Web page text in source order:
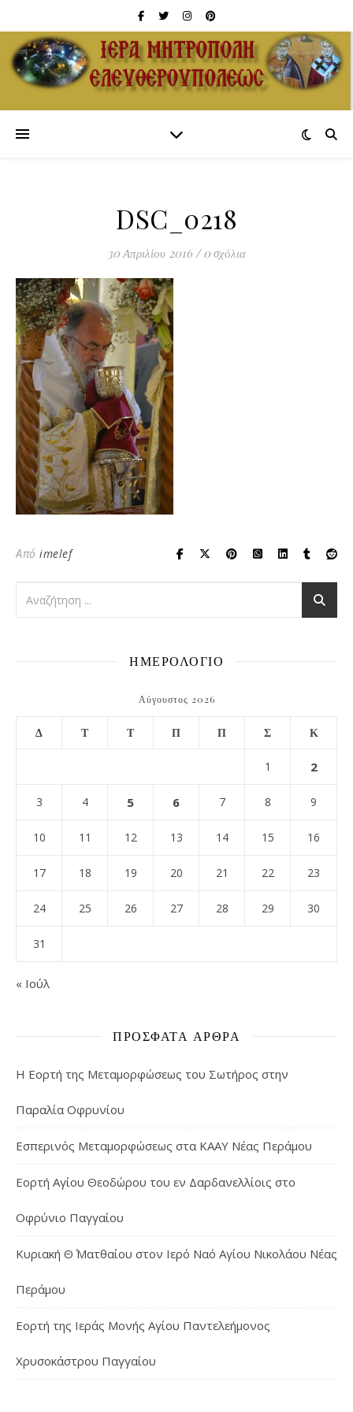
DSC_0218
30 Απριλίου 2016 / 0 σχόλια
Από imelef
ΗΜΕΡΟΛΟΓΙΟ
Αύγουστος 2026
Δ Τ Τ Π Π Σ Κ
1 2
3 4 5 6 7 8 9
10 11 12 13 14 15 16
17 18 19 20 21 22 23
24 25 26 27 28 29 30
31
« Ιούλ
ΠΡΌΣΦΑΤΑ ΆΡΘΡΑ
Η Εορτή της Μεταμορφώσεως του Σωτήρος στην
Παραλία Οφρυνίου
Εσπερινός Μεταμορφώσεως στα ΚΑΑΥ Νέας Περάμου
Εορτή Αγίου Θεοδώρου του εν Δαρδανελλίοις στο
Οφρύνιο Παγγαίου
Κυριακή Θ΄ Ματθαίου στον Ιερό Ναό Αγίου Νικολάου Νέας
Περάμου
Εορτή της Ιεράς Μονής Αγίου Παντελεήμονος
Χρυσοκάστρου Παγγαίου